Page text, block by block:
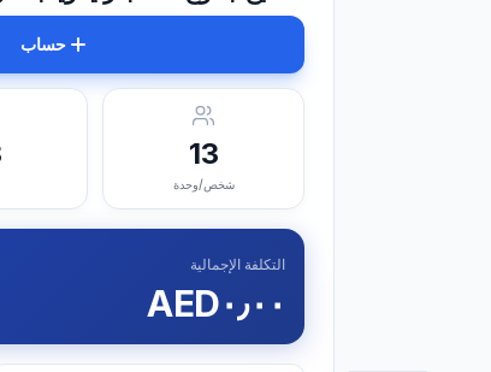
حساب
13
شخص/وحدة
التكلفة الإجمالية
AED٠٫٠٠